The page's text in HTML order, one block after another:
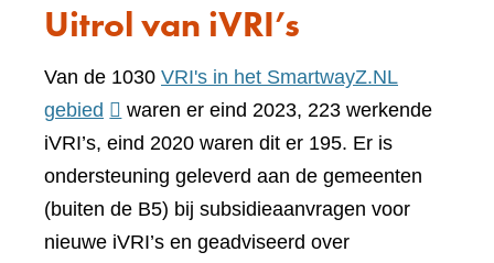
Uitrol van iVRI’s
Van de 1030 VRI's in het SmartwayZ.NL
gebied (verwijst
naar
een
andere
website)
waren er eind 2023, 223 werkende
iVRI’s, eind 2020 waren dit er 195. Er is
ondersteuning geleverd aan de gemeenten
(buiten de B5) bij subsidieaanvragen voor
nieuwe iVRI’s en geadviseerd over